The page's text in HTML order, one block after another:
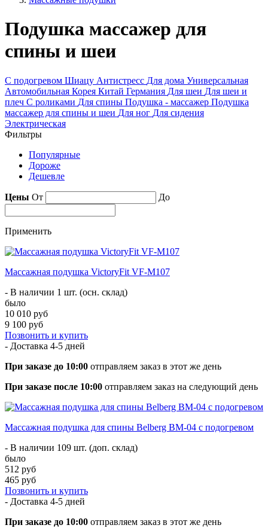
Подушка массажер для
спины и шеи
С подогревом Шиацу Антистресс Для дома Универсальная
Автомобильная Корея Китай Германия Для шеи Для шеи и
плеч С роликами Для спины Подушка - массажер Подушка
массажер для спины и шеи Для ног Для сидения
Электрическая
Фильтры
Популярные
Дороже
Дешевле
Цены От До
Применить
Массажная подушка VictoryFit VF-M107
- В наличии 1 шт. (осн. склад)
было
10 010 руб
9 100 руб
Позвонить и купить
- Доставка 4-5 дней
При заказе до 10:00 отправляем заказ в этот же день
При заказе после 10:00 отправляем заказ на следующий день
Массажная подушка для спины Belberg BM-04 с подогревом
- В наличии 109 шт. (доп. склад)
было
512 руб
465 руб
Позвонить и купить
- Доставка 4-5 дней
При заказе до 10:00 отправляем заказ в этот же день